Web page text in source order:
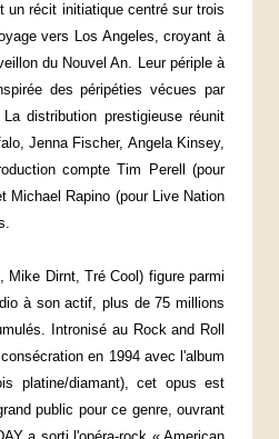
un récit initiatique centré sur trois
vers Los Angeles, croyant à
du Nouvel An. Leur périple à
des péripéties vécues par
distribution prestigieuse réunit
Jenna Fischer, Angela Kinsey,
compte Tim Perell (pour
Michael Rapino (pour Live Nation
Mike Dirnt, Tré Cool) figure parmi
à son actif, plus de 75 millions
Intronisé au Rock and Roll
en 1994 avec l'album
platine/diamant), cet opus est
public pour ce genre, ouvrant